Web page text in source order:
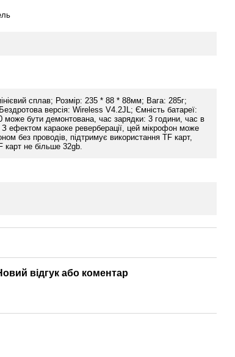
сплав; Розмір: 235 * 88 * 88мм; Вага: 285г;
версія: Wireless V4.2JL; Ємність батареї:
може бути демонтована, час зарядки: 3 години, час в
ефектом караоке реверберації, цей мікрофон може
без проводів, підтримує використання TF карт,
карт не більше 32gb.
відгук або коментар